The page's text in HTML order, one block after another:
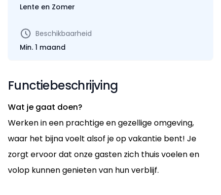
Lente en Zomer
Beschikbaarheid
Min. 1 maand
Functiebeschrijving
Wat je gaat doen?
Werken in een prachtige en gezellige omgeving,
waar het bijna voelt alsof je op vakantie bent! Je
zorgt ervoor dat onze gasten zich thuis voelen en
volop kunnen genieten van hun verblijf.